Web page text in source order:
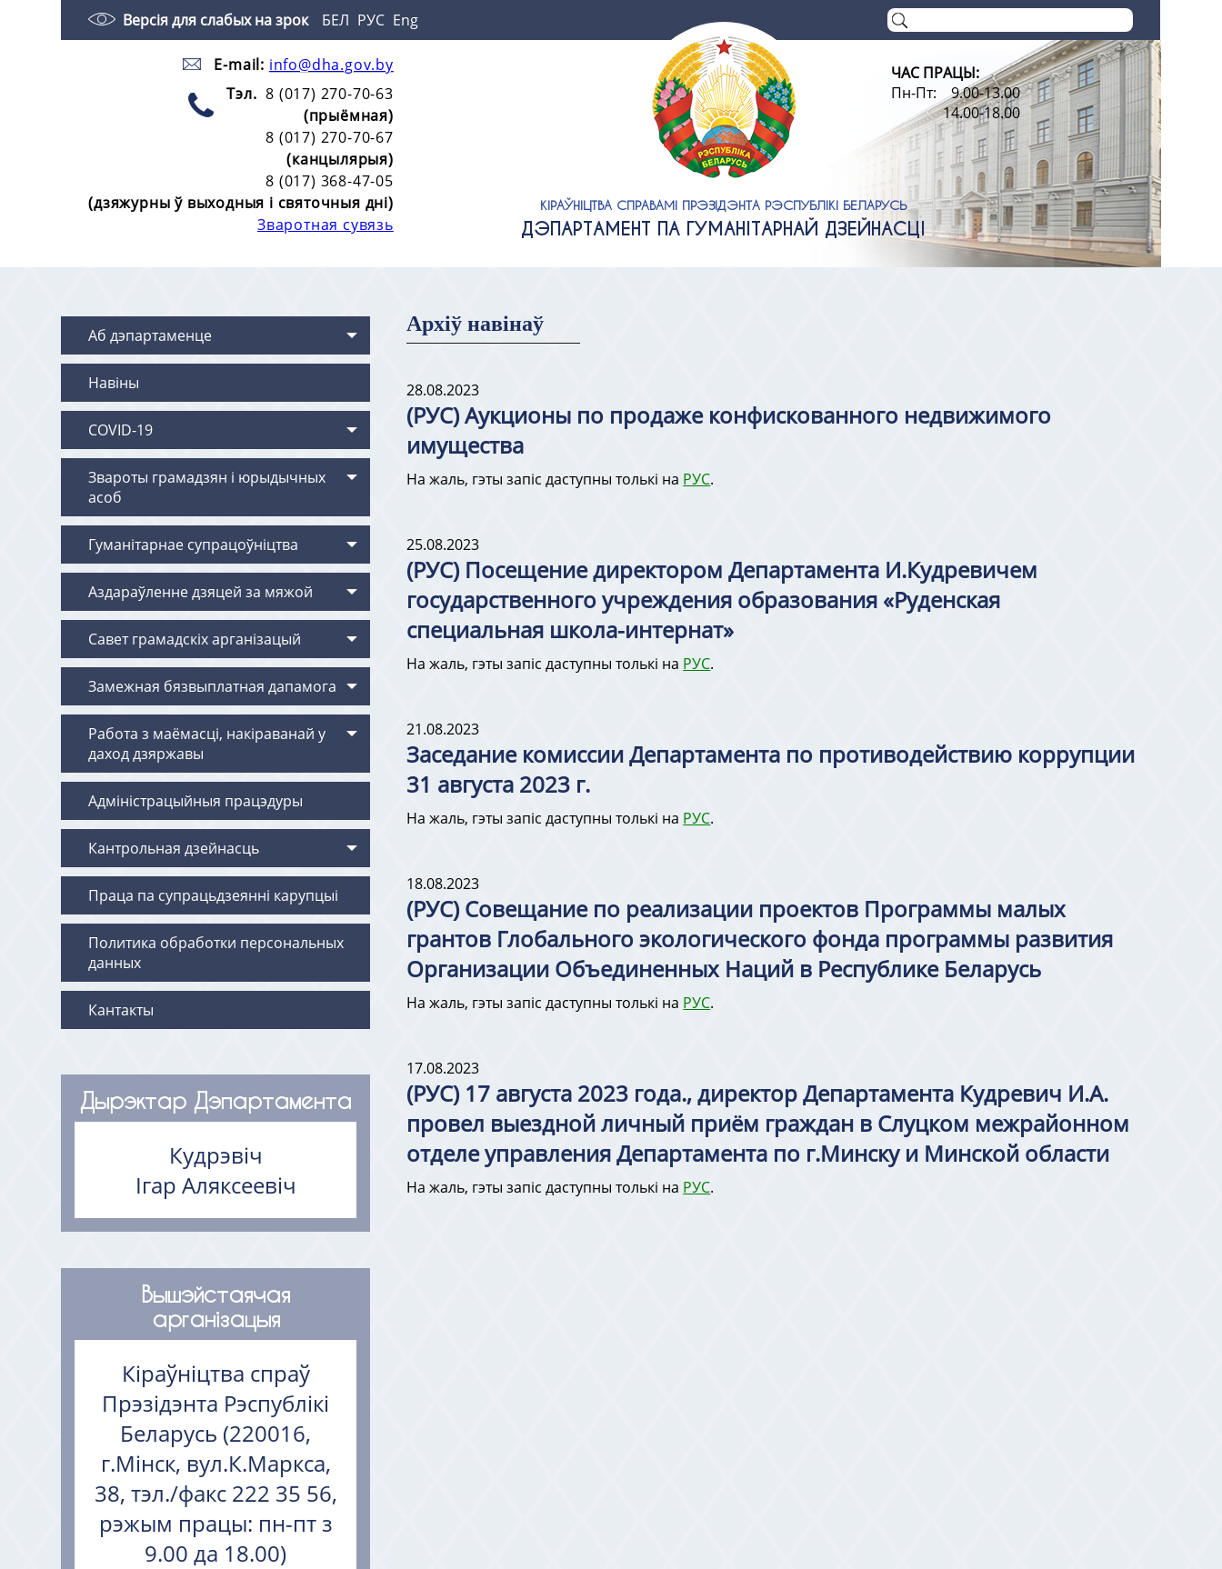
Версія для слабых на зрок БЕЛ РУС Eng
E-mail: info@dha.gov.by
Тэл. 8 (017) 270-70-63
(прыёмная)
8 (017) 270-70-67
(канцылярыя)
8 (017) 368-47-05
(дзяжурны ў выходныя і святочныя дні)
Зваротная сувязь
КІРАЎНІЦТВА СПРАВАМІ ПРЭЗІДЭНТА РЭСПУБЛІКІ БЕЛАРУСЬ
ДЭПАРТАМЕНТ ПА ГУМАНІТАРНАЙ ДЗЕЙНАСЦІ
ЧАС ПРАЦЫ:
Пн-Пт: 9.00-13.00
14.00-18.00
Аб дэпартаменце
Навіны
COVID-19
Звароты грамадзян i юрыдычных
асоб
Гуманітарнае супрацоўніцтва
Аздараўленне дзяцей за мяжой
Савет грамадскіх арганізацый
Замежная бязвыплатная дапамога
Работа з маёмасцi, накiраванай у
даход дзяржавы
Адміністрацыйныя працэдуры
Кантрольная дзейнасць
Праца па супрацьдзеянні карупцыі
Политика обработки персональных
данных
Кантакты
Дырэктар Дэпартамента
Кудрэвіч
Ігар Аляксеевіч
Вышэйстаячая
арганізацыя
Кіраўніцтва спраў
Прэзідэнта Рэспублікі
Беларусь (220016,
г.Мінск, вул.К.Маркса,
38, тэл./факс 222 35 56,
рэжым працы: пн-пт з
9.00 да 18.00)
Архіў навінаў
28.08.2023
(РУС) Аукционы по продаже конфискованного недвижимого
имущества
На жаль, гэты запіс даступны толькі на РУС.
25.08.2023
(РУС) Посещение директором Департамента И.Кудревичем
государственного учреждения образования «Руденская
специальная школа-интернат»
На жаль, гэты запіс даступны толькі на РУС.
21.08.2023
Заседание комиссии Департамента по противодействию коррупции
31 августа 2023 г.
На жаль, гэты запіс даступны толькі на РУС.
18.08.2023
(РУС) Совещание по реализации проектов Программы малых
грантов Глобального экологического фонда программы развития
Организации Объединенных Наций в Республике Беларусь
На жаль, гэты запіс даступны толькі на РУС.
17.08.2023
(РУС) 17 августа 2023 года., директор Департамента Кудревич И.А.
провел выездной личный приём граждан в Слуцком межрайонном
отделе управления Департамента по г.Минску и Минской области
На жаль, гэты запіс даступны толькі на РУС.